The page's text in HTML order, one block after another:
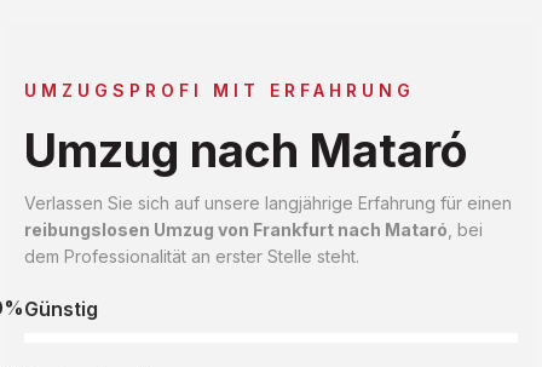
UMZUGSPROFI MIT ERFAHRUNG
Umzug nach Mataró
Verlassen Sie sich auf unsere langjährige Erfahrung für einen
reibungslosen Umzug von Frankfurt nach Mataró , bei
dem Professionalität an erster Stelle steht.
Günstig